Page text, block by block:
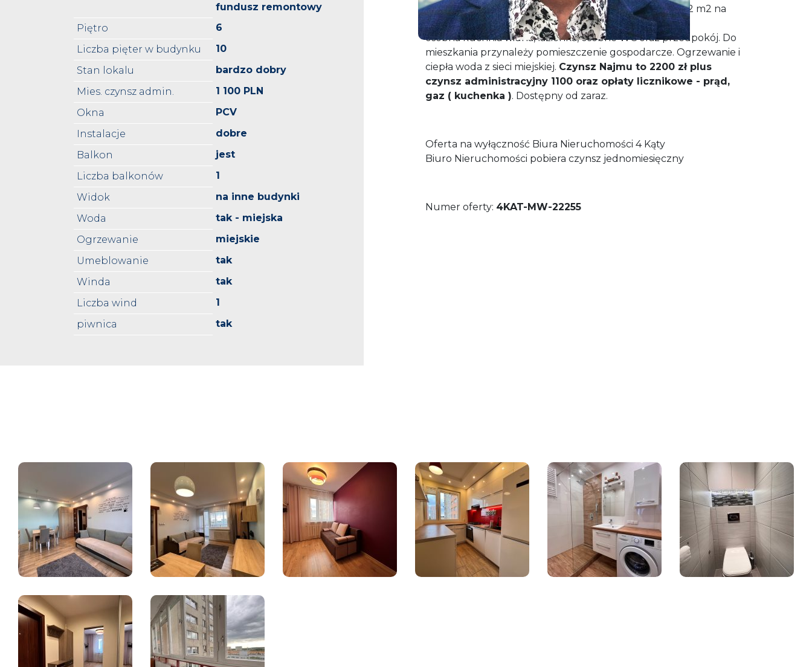
fundusz remontowy
Piętro
6
Liczba pięter w budynku
10
Stan lokalu
bardzo dobry
Mies. czynsz admin.
1 100 PLN
Okna
PCV
Instalacje
dobre
Balkon
jest
Liczba balkonów
1
Widok
na inne budynki
Woda
tak - miejska
Ogrzewanie
miejskie
Umeblowanie
tak
Winda
tak
Liczba wind
1
piwnica
tak
się przy ulicy Romera. Powierzchnia mieszkania to ok 42 m2 na
które składa się salon z wyjściem na balkon. sypialnia,
osobna kuchnia widna, łazienka, osobne WC oraz przedpokój. Do
mieszkania przynależy pomieszczenie gospodarcze. Ogrzewanie i
ciepła woda z sieci miejskiej. Czynsz Najmu to 2200 zł plus
czynsz administracyjny 1100 oraz opłaty licznikowe - prąd,
gaz ( kuchenka ). Dostępny od zaraz.
Oferta na wyłączność Biura Nieruchomości 4 Kąty
Biuro Nieruchomości pobiera czynsz jednomiesięczny
Numer oferty: 4KAT-MW-22255